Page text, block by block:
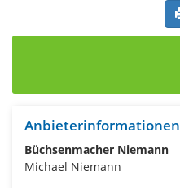
Anbieterinformationen
Büchsenmacher Niemann
Michael Niemann